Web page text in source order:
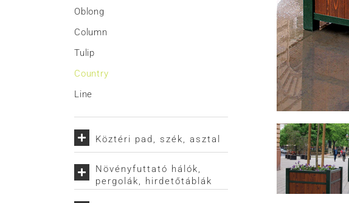
Oblong
Column
Tulip
Country
Line
Köztéri pad, szék, asztal
Növényfuttató hálók,
pergolák, hirdetőtáblák